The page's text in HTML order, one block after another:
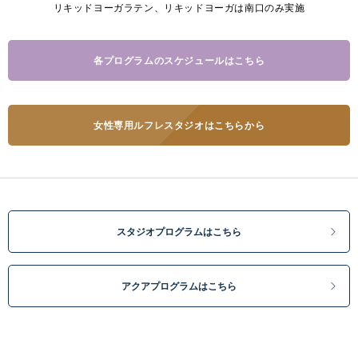
リキッドヨーガラテン、リキッドヨーガは南口のみ実施
各プログラムのスケジュールはこちら
女性専用ルフレスタジオはこちらから
スタジオプログラムはこちら
アクアプログラムはこちら